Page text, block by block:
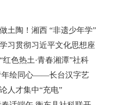
青年分享会”发言摘登
土陶！湘西 “非遗少年学”
习贯彻习近平文化思想座
红色热土·青春湘潭”社科
决赛
年绘同心——长台汉字艺
圆满闭营
人才集中“充电”